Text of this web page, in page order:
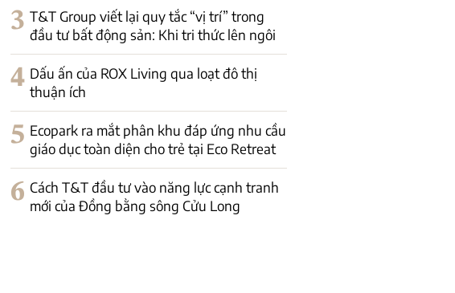
3 T&T Group viết lại quy tắc “vị trí” trong
đầu tư bất động sản: Khi tri thức lên ngôi
4 Dấu ấn của ROX Living qua loạt đô thị
thuận ích
5 Ecopark ra mắt phân khu đáp ứng nhu cầu
giáo dục toàn diện cho trẻ tại Eco Retreat
6 Cách T&T đầu tư vào năng lực cạnh tranh
mới của Đồng bằng sông Cửu Long